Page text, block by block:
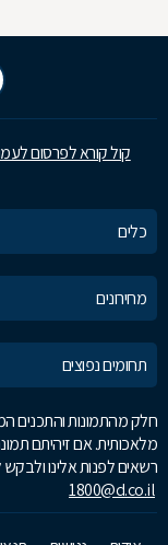
קול קורא לפרסום
כלים
מחירונים
תחומים נפוצים
חלק מהתמונות והתכנים
מלאכותית. אם זיהיתם
רשאים לפנות אלינו
1800@d.co.il